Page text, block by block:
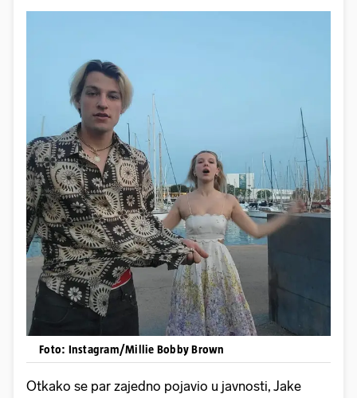
Foto: Instagram/Millie Bobby Brown
Otkako se par zajedno pojavio u javnosti, Jake